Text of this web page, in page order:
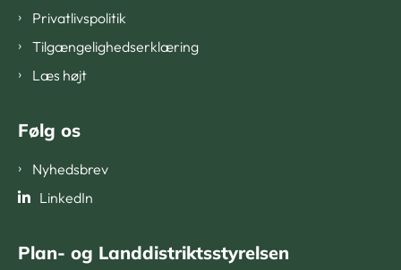
Privatlivspolitik
Tilgængelighedserklæring
Læs højt
Følg os
Nyhedsbrev
LinkedIn
Plan- og Landdistriktsstyrelsen